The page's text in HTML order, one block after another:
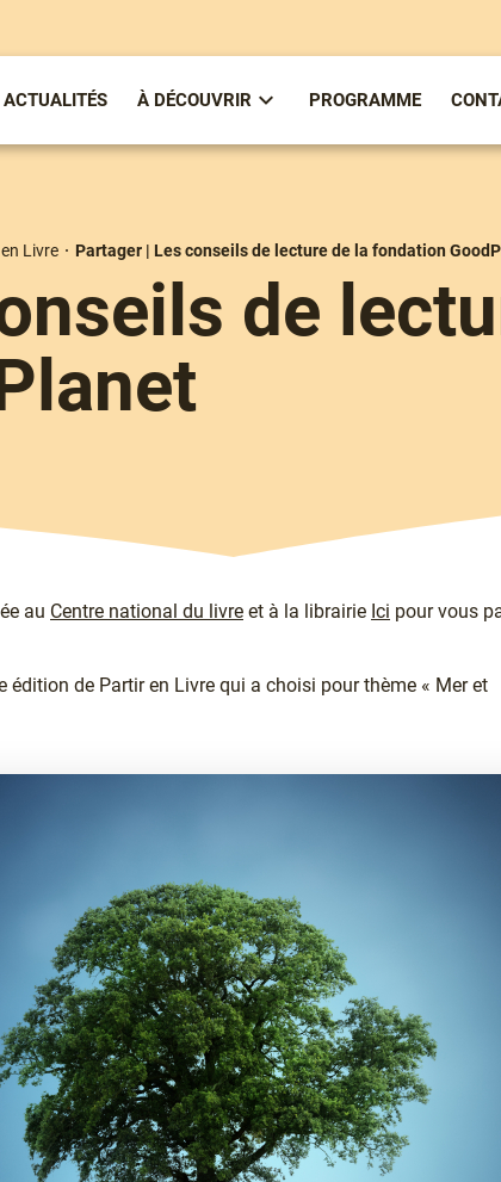
ACTUALITÉS À DÉCOUVRIR
Sous-
À
PROGRAMME
Livre Partager | Les conseils de lecture de la fondation
de
au Centre national du livre et à la librairie Ici pour vous
de Partir en Livre qui a choisi pour thème « Mer et